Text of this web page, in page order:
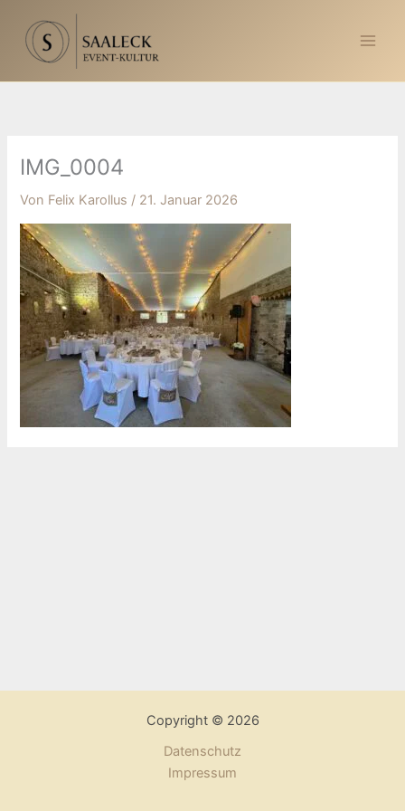
Inhalt
springen
IMG_0004
Von Felix Karollus / 21. Januar 2026
Copyright © 2026
Datenschutz
Impressum